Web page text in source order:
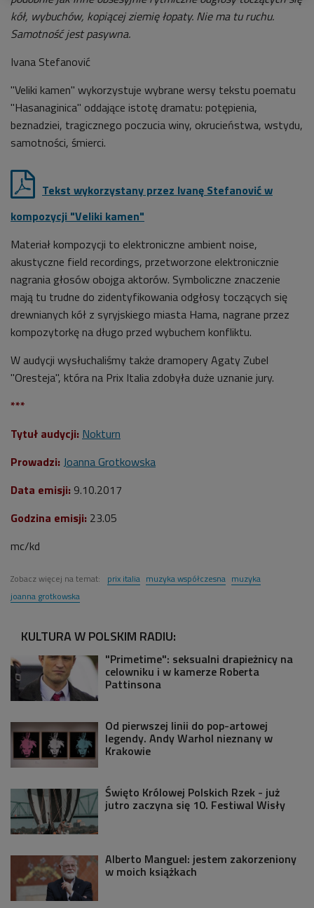
kół, wybuchów, kopiącej ziemię łopaty. Nie ma tu ruchu.
Samotność jest pasywna.
Ivana Stefanović
"Veliki kamen" wykorzystuje wybrane wersy tekstu poematu
"Hasanaginica" oddające istotę dramatu: potępienia,
beznadziei, tragicznego poczucia winy, okrucieństwa, wstydu,
samotności, śmierci.
Tekst wykorzystany przez Ivanę Stefanović w
kompozycji "Veliki kamen"
Materiał kompozycji to elektroniczne ambient noise,
akustyczne field recordings, przetworzone elektronicznie
nagrania głosów obojga aktorów. Symboliczne znaczenie
mają tu trudne do zidentyfikowania odgłosy toczących się
drewnianych kół z syryjskiego miasta Hama, nagrane przez
kompozytorkę na długo przed wybuchem konfliktu.
W audycji wysłuchaliśmy także dramopery Agaty Zubel
"Oresteja", która na Prix Italia zdobyła duże uznanie jury.
***
Tytuł audycji: Nokturn
Prowadzi: Joanna Grotkowska
Data emisji: 9.10.2017
Godzina emisji: 23.05
mc/kd
Zobacz więcej na temat: prix italia muzyka współczesna muzyka
joanna grotkowska
KULTURA W POLSKIM RADIU:
"Primetime": seksualni drapieżnicy na
celowniku i w kamerze Roberta
Pattinsona
Od pierwszej linii do pop-artowej
legendy. Andy Warhol nieznany w
Krakowie
Święto Królowej Polskich Rzek - już
jutro zaczyna się 10. Festiwal Wisły
Alberto Manguel: jestem zakorzeniony
w moich książkach